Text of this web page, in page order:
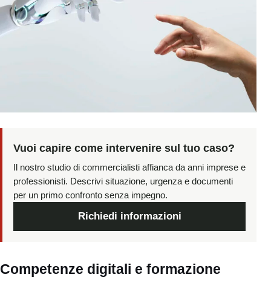
Vuoi capire come intervenire sul tuo caso?
Il nostro studio di commercialisti affianca da anni imprese e
professionisti. Descrivi situazione, urgenza e documenti
per un primo confronto senza impegno.
Richiedi informazioni
Competenze digitali e formazione